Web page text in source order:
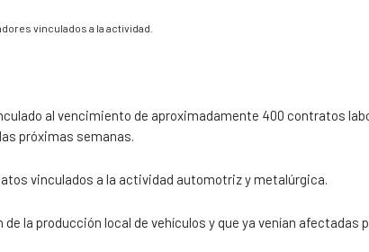
vinculados a la actividad.
al vencimiento de aproximadamente 400 contratos
próximas semanas.
vinculados a la actividad automotriz y metalúrgica.
la producción local de vehículos y que ya venían afectadas